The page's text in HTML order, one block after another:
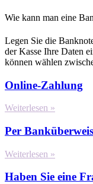
Wie kann man eine
Legen Sie die
der Kasse Ihre Daten
können wählen
Online-Zahlung
Weiterlesen »
Per
Weiterlesen »
Haben Sie eine